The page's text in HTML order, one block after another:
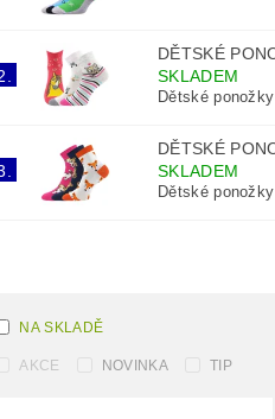
DĚTSKÉ
SKLADEM
Dětské
DĚTSKÉ
SKLADEM
Dětské
NA SKLADĚ
AKCE NOVINKA TIP